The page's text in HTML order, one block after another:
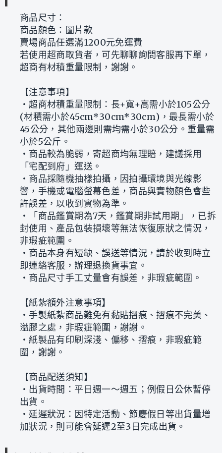
商品尺寸：
商品顏色：圖片款
賣場商品任選滿1200元免運費
若使用超商取貨者，可先聊聊詢問客服再下單，
超商有材積重量限制，謝謝。
【注意事項】
‧超商材積重量限制：長+寬+高需小於105公分
(材積需小於45cm*30cm*30cm)，最長需小於
45公分，其他兩邊則需均需小於30公分。重量需
小於5公斤。
‧商品較為脆弱，寄超商均無理賠，建議採用
「宅配到府」運送。
‧商品採隨機抽樣拍攝，因拍攝環境與光線影
響，手機或電腦螢幕色差，商品與實物顏色會些
許誤差，以收到實物為準。
‧「商品鑑賞期為7天，鑑賞期非試用期」，已拆
封使用、產品包裝損壞等無法恢復原狀之情況，
非瑕疵範圍。
‧商品本身有短缺、誤送等情況，請於收到時立
即連絡客服，辦理退換貨事宜。
‧商品尺寸手工丈量會有誤差，非瑕疵範圍。
【紙紮額外注意事項】
‧手製紙紮商品難免有黏貼摺痕、摺痕不完美、
溢膠之處，非瑕疵範圍，謝謝。
‧紙製品有印刷深淺、偏移、摺痕，非瑕疵範
圍，謝謝。
【商品配送須知】
‧出貨時間：平日週一～週五；例假日公休暫停
出貨。
‧延遲狀況：因特定活動、節慶假日等出貨量增
加狀況，則可能會延遲2至3日完成出貨。